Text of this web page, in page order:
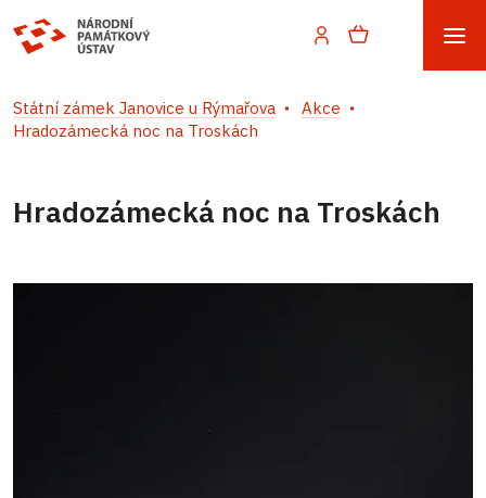
Státní zámek Janovice u Rýmařova
Akce
Hradozámecká noc na Troskách
Hradozámecká noc na Troskách